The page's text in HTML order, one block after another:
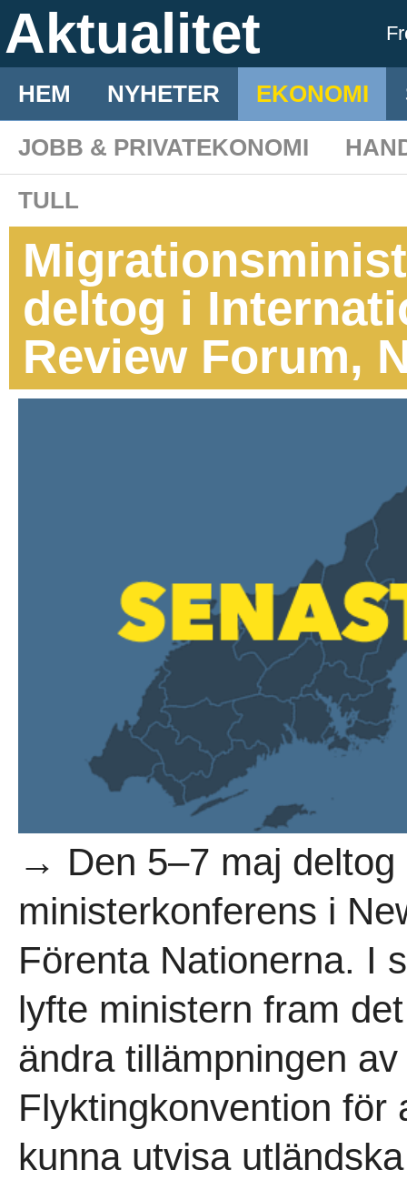
Aktualitet
HEM NYHETER EKONOMI
JOBB & PRIVATEKONOMI
TULL
deltog i
Review Forum,
→ Den 5–7 maj deltog
ministerkonferens i
Förenta Nationerna. I
lyfte ministern fram
ändra tillämpningen
Flyktingkonvention för
kunna utvisa